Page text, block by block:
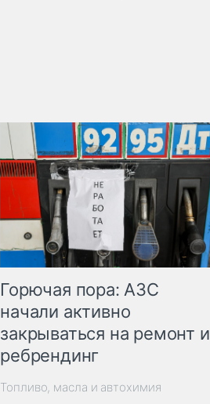
Горючая пора: АЗС
начали активно
закрываться на ремонт и
ребрендинг
Топливо, масла и автохимия